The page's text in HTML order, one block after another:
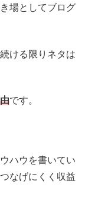
場としてブログ
ける限りネタは
です。
ハウを書いてい
なげにくく収益